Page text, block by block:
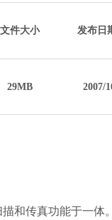
文件大小 发布日
29MB 2007/
和传真功能于一体